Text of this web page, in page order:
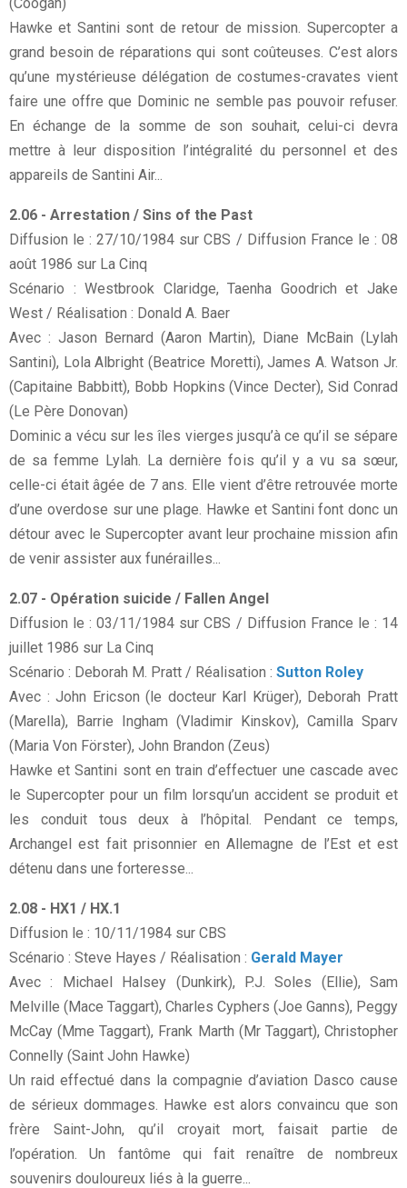
Hawke et Santini sont de retour de mission. Supercopter a
grand besoin de réparations qui sont coûteuses. C’est alors
qu’une mystérieuse délégation de costumes-cravates vient
faire une offre que Dominic ne semble pas pouvoir refuser.
En échange de la somme de son souhait, celui-ci devra
mettre à leur disposition l’intégralité du personnel et des
appareils de Santini Air...
2.06 - Arrestation / Sins of the Past
Diffusion le : 27/10/1984 sur CBS / Diffusion France le : 08
août 1986 sur La Cinq
Scénario : Westbrook Claridge, Taenha Goodrich et Jake
West / Réalisation : Donald A. Baer
Avec : Jason Bernard (Aaron Martin), Diane McBain (Lylah
Santini), Lola Albright (Beatrice Moretti), James A. Watson Jr.
(Capitaine Babbitt), Bobb Hopkins (Vince Decter), Sid Conrad
(Le Père Donovan)
Dominic a vécu sur les îles vierges jusqu’à ce qu’il se sépare
de sa femme Lylah. La dernière fois qu’il y a vu sa sœur,
celle-ci était âgée de 7 ans. Elle vient d’être retrouvée morte
d’une overdose sur une plage. Hawke et Santini font donc un
détour avec le Supercopter avant leur prochaine mission afin
de venir assister aux funérailles...
2.07 - Opération suicide / Fallen Angel
Diffusion le : 03/11/1984 sur CBS / Diffusion France le : 14
juillet 1986 sur La Cinq
Scénario : Deborah M. Pratt / Réalisation : Sutton Roley
Avec : John Ericson (le docteur Karl Krüger), Deborah Pratt
(Marella), Barrie Ingham (Vladimir Kinskov), Camilla Sparv
(Maria Von Förster), John Brandon (Zeus)
Hawke et Santini sont en train d’effectuer une cascade avec
le Supercopter pour un film lorsqu’un accident se produit et
les conduit tous deux à l’hôpital. Pendant ce temps,
Archangel est fait prisonnier en Allemagne de l’Est et est
détenu dans une forteresse...
2.08 - HX1 / HX.1
Diffusion le : 10/11/1984 sur CBS
Scénario : Steve Hayes / Réalisation : Gerald Mayer
Avec : Michael Halsey (Dunkirk), P.J. Soles (Ellie), Sam
Melville (Mace Taggart), Charles Cyphers (Joe Ganns), Peggy
McCay (Mme Taggart), Frank Marth (Mr Taggart), Christopher
Connelly (Saint John Hawke)
Un raid effectué dans la compagnie d’aviation Dasco cause
de sérieux dommages. Hawke est alors convaincu que son
frère Saint-John, qu’il croyait mort, faisait partie de
l’opération. Un fantôme qui fait renaître de nombreux
souvenirs douloureux liés à la guerre...